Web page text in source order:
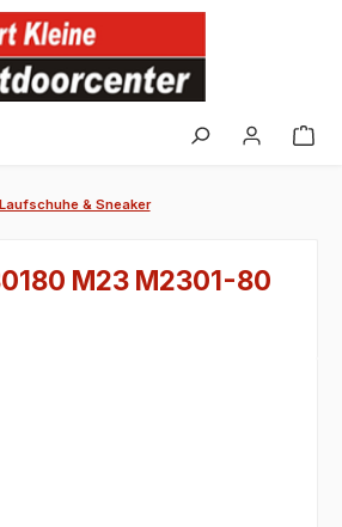
Laufschuhe & Sneaker
M23 M2301-80